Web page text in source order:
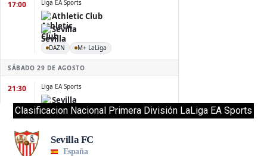
Clasificacion Nacional Primera División LaLiga EA Sports